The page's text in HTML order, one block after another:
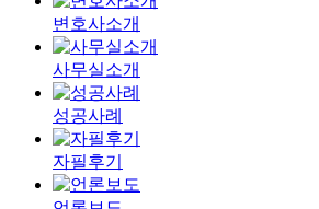
변호사소개
사무실소개
성공사례
자필후기